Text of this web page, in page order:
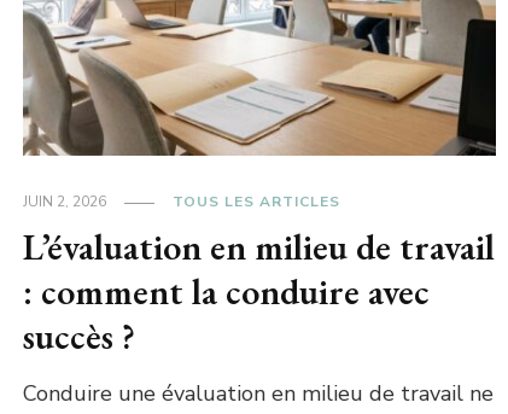
JUIN 2, 2026 TOUS LES ARTICLES
L’évaluation en milieu de travail
: comment la conduire avec
succès ?
Conduire une évaluation en milieu de travail ne